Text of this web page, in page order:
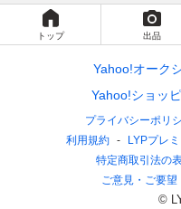
トップ 出品
Yahoo!オーク
Yahoo!ショッ
プライバシーポリ
利用規約
LYPプレ
特定商取引法の
ご意見・ご要望
©